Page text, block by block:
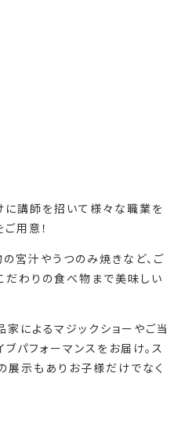
に講師を招いて様々な職業を
用意！
宮汁やうつのみ焼きなど、ご
わりの食べ物まで美味しい
によるマジックショーやご当
パフォーマンスをお届け。ス
展示もありお子様だけでなく